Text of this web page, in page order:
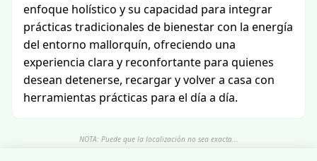
enfoque holístico y su capacidad para integrar
prácticas tradicionales de bienestar con la energía
del entorno mallorquín, ofreciendo una
experiencia clara y reconfortante para quienes
desean detenerse, recargar y volver a casa con
herramientas prácticas para el día a día.
NOTA: Puede que la localización no sea exacta...